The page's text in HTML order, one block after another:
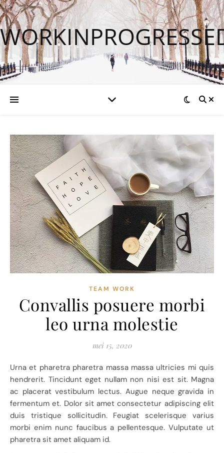
TEAM WORK
Convallis posuere morbi
leo urna molestie
mei 15, 2020
Urna et pharetra pharetra massa massa ultricies mi quis
hendrerit. Tincidunt eget nullam non nisi est sit. Magna
ac placerat vestibulum lectus. Augue neque gravida in
fermentum et. Dolor sit amet consectetur adipiscing elit
duis tristique sollicitudin. Feugiat scelerisque varius
morbi enim nunc faucibus a pellentesque. Vulputate ut
pharetra sit amet aliquam id.